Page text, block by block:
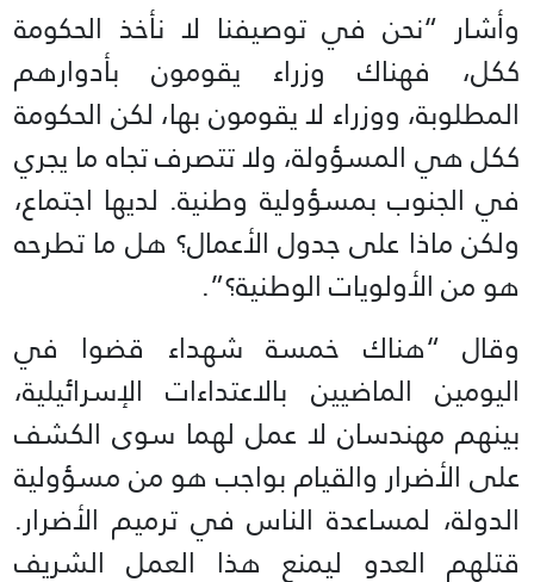
وأشار “نحن في توصيفنا لا نأخذ الحكومة
ككل، فهناك وزراء يقومون بأدوارهم
المطلوبة، ووزراء لا يقومون بها، لكن الحكومة
ككل هي المسؤولة، ولا تتصرف تجاه ما يجري
في الجنوب بمسؤولية وطنية. لديها اجتماع،
ولكن ماذا على جدول الأعمال؟ هل ما تطرحه
هو من الأولويات الوطنية؟”.
وقال “هناك خمسة شهداء قضوا في
اليومين الماضيين بالاعتداءات الإسرائيلية،
بينهم مهندسان لا عمل لهما سوى الكشف
على الأضرار والقيام بواجب هو من مسؤولية
الدولة، لمساعدة الناس في ترميم الأضرار.
قتلهم العدو ليمنع هذا العمل الشريف